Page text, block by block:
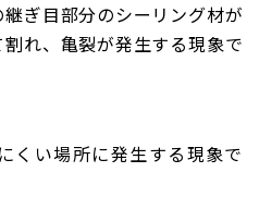
ぎ目部分のシーリング材が
れ、亀裂が発生する現象で
くい場所に発生する現象で